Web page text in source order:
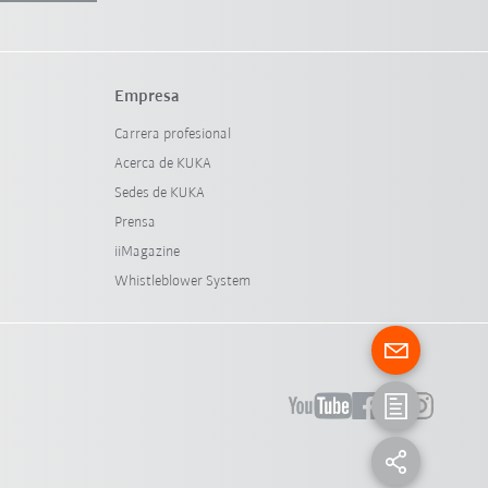
Empresa
Carrera profesional
Acerca de KUKA
Sedes de KUKA
Prensa
iiMagazine
Whistleblower System